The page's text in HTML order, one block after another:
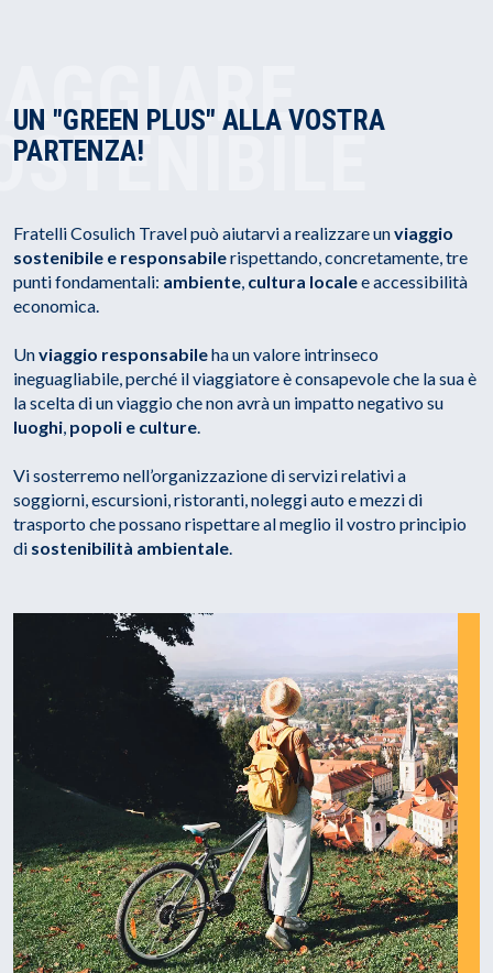
UN "GREEN PLUS" ALLA VOSTRA
PARTENZA!
Fratelli Cosulich Travel può aiutarvi a realizzare unviaggio
sostenibile e responsabilerispettando, concretamente, tre
punti fondamentali: ambiente, cultura localee accessibilità
economica.
Unviaggio responsabileha un valore intrinseco
ineguagliabile, perché il viaggiatore è consapevole che la sua è
la scelta di un viaggio che non avrà un impatto negativo su
luoghi, popoli e culture.
Vi sosterremo nell’organizzazione di servizi relativi a
soggiorni, escursioni, ristoranti, noleggi auto e mezzi di
trasporto che possano rispettare al meglio il vostro principio
di sostenibilità ambientale.